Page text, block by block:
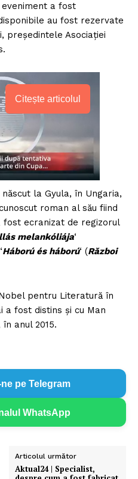
a fost
au fost rezervate
preşedintele Asociaţiei
Citește articolul
la Gyula, în Ungaria,
roman al său fiind
fost ecranizat de regizorul
melankóliája‘
Háború és háború‘ (Război
pentru Literatură în
a fost distins şi cu Man
anul 2015.
pe Telegram
WhatsApp
Articolul următor
Aktual24 | Specialist,